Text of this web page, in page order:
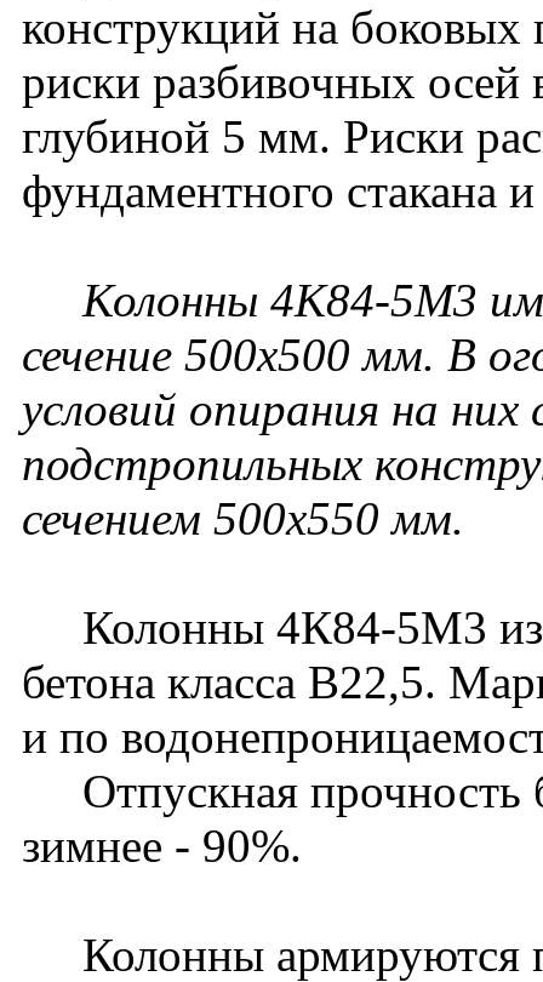
конструкций на боковых
риски разбивочных осей
глубиной 5 мм. Риски
фундаментного стакана
Колонны 4К84-5М3
сечение 500х500 мм. В
условий опирания на
подстропильных
сечением 500х550 мм.
Колонны 4К84-5М3
бетона класса В22,5.
и по
Отпускная прочность
зимнее - 90%.
Колонны армируются